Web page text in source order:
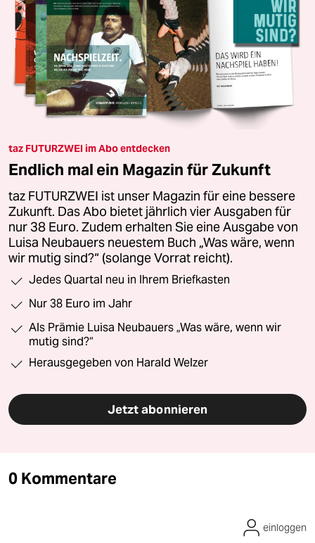
taz FUTURZWEI im Abo entdecken
Endlich mal ein Magazin für Zukunft
taz FUTURZWEI ist unser Magazin für eine bessere
Zukunft. Das Abo bietet jährlich vier Ausgaben für
nur 38 Euro. Zudem erhalten Sie eine Ausgabe von
Luisa Neubauers neuestem Buch „Was wäre, wenn
wir mutig sind?“ (solange Vorrat reicht).
Jedes Quartal neu in Ihrem Briefkasten
Nur 38 Euro im Jahr
Als Prämie Luisa Neubauers „Was wäre, wenn wir
mutig sind?“
Herausgegeben von Harald Welzer
Jetzt abonnieren
0 Kommentare
einloggen